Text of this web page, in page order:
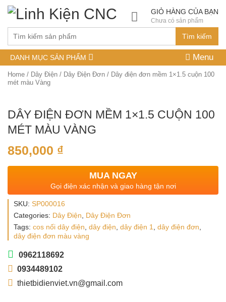
Tìm kiếm
GIỎ HÀNG CỦA BẠN
Chưa có sản phẩm
DANH MỤC SẢN PHẨM Menu
Home / Dây Điện / Dây Điện Đơn / Dây điện đơn mềm 1×1.5 cuộn 100
mét màu Vàng
DÂY ĐIỆN ĐƠN MỀM 1×1.5 CUỘN 100
MÉT MÀU VÀNG
850,000 ₫
MUA NGAY
Gọi điện xác nhận và giao hàng tận nơi
SKU: SP000016
Categories: Dây Điện, Dây Điện Đơn
Tags: cos nối dây điện, dây điện, dây điện 1, dây điện đơn,
dây điện đơn màu vàng
0962118692
0934489102
thietbidienviet.vn@gmail.com